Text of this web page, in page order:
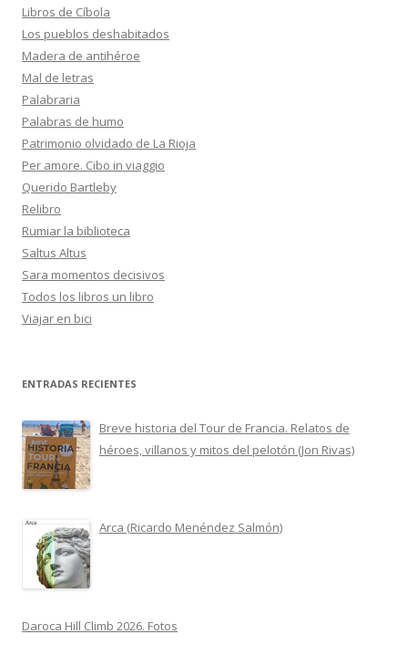
Libros de Cíbola
Los pueblos deshabitados
Madera de antihéroe
Mal de letras
Palabraria
Palabras de humo
Patrimonio olvidado de La Rioja
Per amore. Cibo in viaggio
Querido Bartleby
Relibro
Rumiar la biblioteca
Saltus Altus
Sara momentos decisivos
Todos los libros un libro
Viajar en bici
ENTRADAS RECIENTES
Breve historia del Tour de Francia. Relatos de
héroes, villanos y mitos del pelotón (Jon Rivas)
Arca (Ricardo Menéndez Salmón)
Daroca Hill Climb 2026. Fotos